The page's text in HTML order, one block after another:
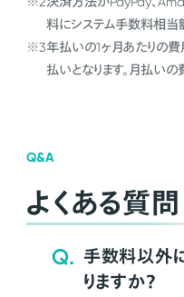
料にシステム手数料相当
※3年払いの1ヶ月あたりの費
払いとなります。月払いの
Q&A
よくある質問
Q. 手数料以外
りますか？